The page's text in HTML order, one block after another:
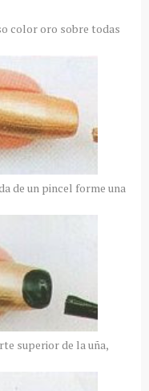
color oro sobre todas
de un pincel forme una
superior de la uña,